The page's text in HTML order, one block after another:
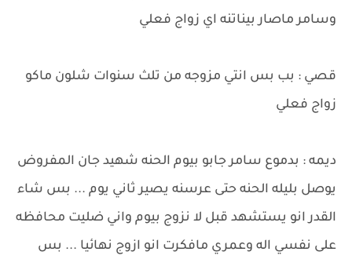
وسامر ماصار بيناتنه اي زواج فعلي
قصي : بب بس انتي مزوجه من تلث سنوات شلون ماكو
زواج فعلي
ديمه : بدموع سامر جابو بيوم الحنه شهيد جان المفروض
يوصل بليله الحنه حتى عرسنه يصير ثاني يوم ... بس شاء
القدر انو يستشهد قبل لا نزوج بيوم واني ضليت محافظه
على نفسي اله وعمري مافكرت انو ازوج نهائيا ... بس